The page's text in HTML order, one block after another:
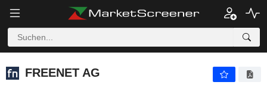
FREENET AG
FREENET AG